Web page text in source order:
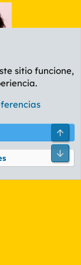
Ayuda
Ltd.
sitio funcione,
Pie